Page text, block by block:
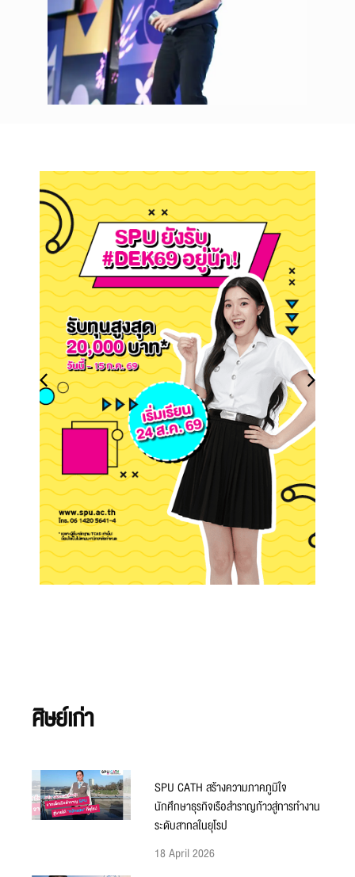
ศิษย์เก่า
SPU CATH สร้างความภาคภูมิใจ
นักศึกษาธุรกิจเรือสำราญก้าวสู่การทำงาน
ระดับสากลในยุโรป
18 April 2026